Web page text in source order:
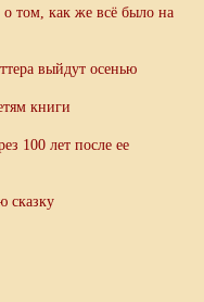
том, как же всё было на
выйдут осенью
книги
100 лет после ее
сказку